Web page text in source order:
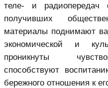
теле- и
получивших
материалы поднимают
экономической и
проникнуты
способствуют
бережного отношения к